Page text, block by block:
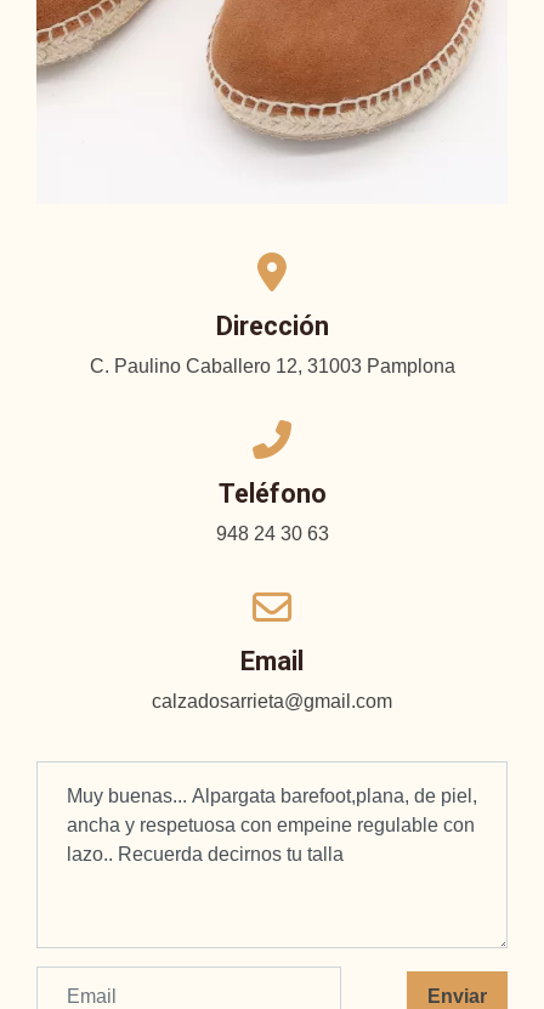
Dirección
C. Paulino Caballero 12, 31003 Pamplona
Teléfono
948 24 30 63
Email
calzadosarrieta@gmail.com
Enviar